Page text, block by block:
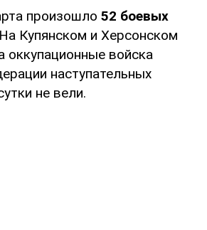
произошло 52 боевых
Купянском и Херсонском
оккупационные войска
наступательных
не вели.